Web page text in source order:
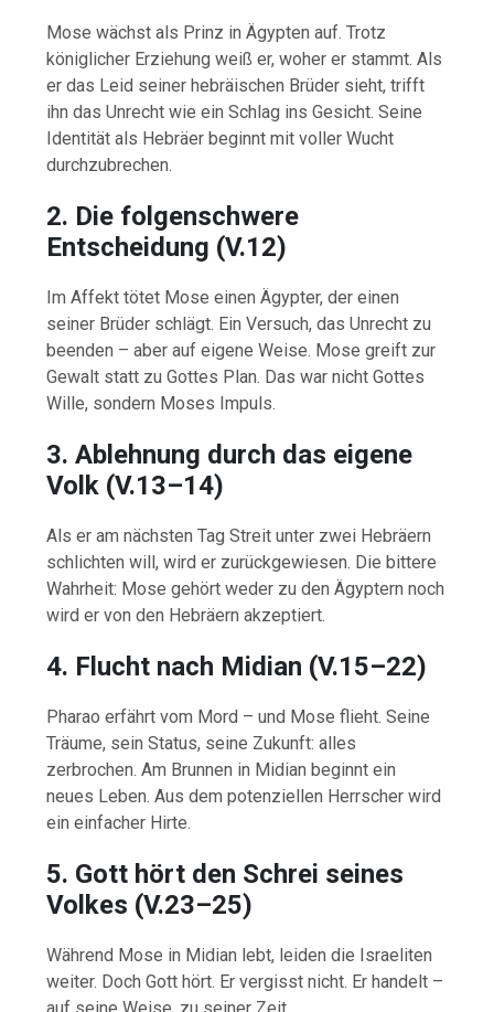
Mose wächst als Prinz in Ägypten auf. Trotz
königlicher Erziehung weiß er, woher er stammt. Als
er das Leid seiner hebräischen Brüder sieht, trifft
ihn das Unrecht wie ein Schlag ins Gesicht. Seine
Identität als Hebräer beginnt mit voller Wucht
durchzubrechen.
2. Die folgenschwere
Entscheidung (V.12)
Im Affekt tötet Mose einen Ägypter, der einen
seiner Brüder schlägt. Ein Versuch, das Unrecht zu
beenden – aber auf eigene Weise. Mose greift zur
Gewalt statt zu Gottes Plan. Das war nicht Gottes
Wille, sondern Moses Impuls.
3. Ablehnung durch das eigene
Volk (V.13–14)
Als er am nächsten Tag Streit unter zwei Hebräern
schlichten will, wird er zurückgewiesen. Die bittere
Wahrheit: Mose gehört weder zu den Ägyptern noch
wird er von den Hebräern akzeptiert.
4. Flucht nach Midian (V.15–22)
Pharao erfährt vom Mord – und Mose flieht. Seine
Träume, sein Status, seine Zukunft: alles
zerbrochen. Am Brunnen in Midian beginnt ein
neues Leben. Aus dem potenziellen Herrscher wird
ein einfacher Hirte.
5. Gott hört den Schrei seines
Volkes (V.23–25)
Während Mose in Midian lebt, leiden die Israeliten
weiter. Doch Gott hört. Er vergisst nicht. Er handelt –